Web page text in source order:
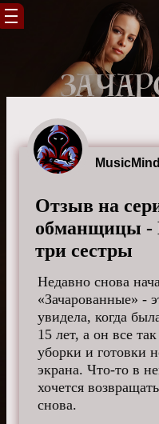
MusicMind
Отзыв на
обманщицы -
три сестры
Недавно снова
«Зачарованные» -
увидела, когда
15 лет, а он все
уборки и готовки
экрана. Что-то в
хочется
снова.